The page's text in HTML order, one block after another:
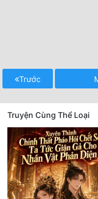
Trước
Truyện Cùng Thể Loại